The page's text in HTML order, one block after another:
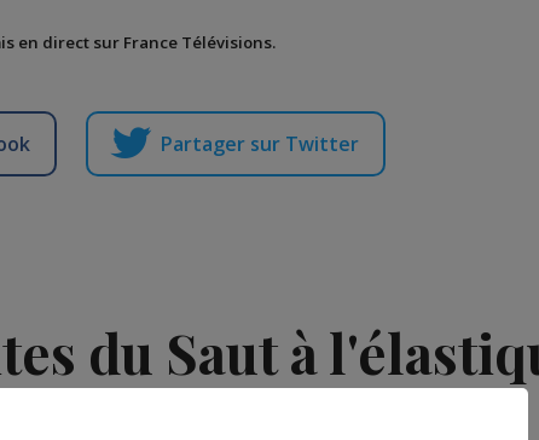
en direct sur France Télévisions.
Partager sur Twitter
du Saut à
Jessica !